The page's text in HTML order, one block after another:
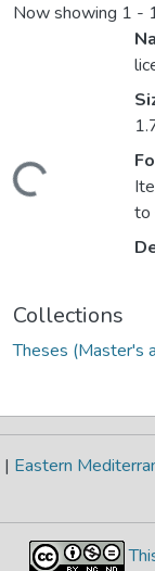
Now showing 1 -
to
Collections
Theses (Master's
| Eastern